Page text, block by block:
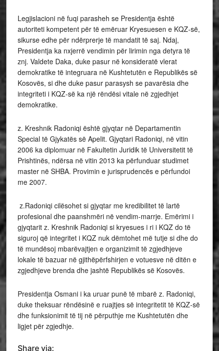
Legjislacioni në fuqi parasheh se Presidentja është
autoriteti kompetent për të emëruar Kryesuesen e KQZ-së,
sikurse edhe për ndërprerje të mandatit të saj. Ndaj,
Presidentja ka nxjerrë vendimin për lirimin nga detyra të
znj. Valdete Daka, duke pasur në konsideratë vlerat
demokratike të integruara në Kushtetutën e Republikës së
Kosovës, si dhe duke pasur parasysh se pavarësia dhe
integriteti i KQZ-së ka një rëndësi vitale në zgjedhjet
demokratike.
z. Kreshnik Radoniqi është gjyqtar në Departamentin
Special të Gjykatës së Apelit. Gjyqtari Radoniqi, në vitin
2006 ka diplomuar në Fakultetin Juridik të Universitetit të
Prishtinës, ndërsa në vitin 2013 ka përfunduar studimet
master në SHBA. Provimin e jurisprudencës e përfundoi
me 2007.
z.Radoniqi cilësohet si gjyqtar me kredibilitet të lartë
profesional dhe paanshmëri në vendim-marrje. Emërimi i
gjyqtarit z. Kreshnik Radoniqi si kryesues i ri i KQZ do të
siguroj që integritet i KQZ nuk dëmtohet më tutje si dhe do
të mundësoj mbarëvajtjen e organizimit të zgjedhjeve
lokale të bazuar në gjithëpërfshirjen e votuesve në ditën e
zgjedhjeve brenda dhe jashtë Republikës së Kosovës.
Presidentja Osmani i ka uruar punë të mbarë z. Radoniqi,
duke theksuar rëndësinë e ruajtjes së integritetit të KQZ-së
dhe funksionimit të tij në përputhje me Kushtetutën dhe
ligjet për zgjedhje.
Share via: